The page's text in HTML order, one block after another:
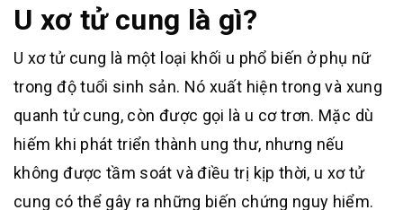
U xơ tử cung là gì?
U xơ tử cung là một loại khối u phổ biến ở phụ nữ
trong độ tuổi sinh sản. Nó xuất hiện trong và xung
quanh tử cung, còn được gọi là u cơ trơn. Mặc dù
hiếm khi phát triển thành ung thư, nhưng nếu
không được tầm soát và điều trị kịp thời, u xơ tử
cung có thể gây ra những biến chứng nguy hiểm.